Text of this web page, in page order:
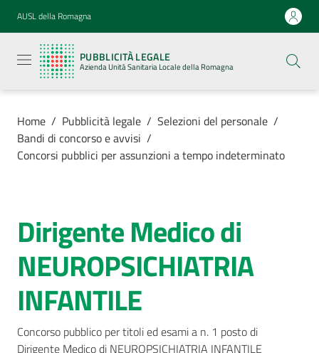
Vai al contenuto
Vai alla navigazione
Vai al footer
AUSL della Romagna
PUBBLICITÀ LEGALE
Azienda Unità Sanitaria Locale della Romagna
legale
Azienda
Unità
Locale della
Servizi
Luoghi di
cura
AUSL
Home / Pubblicità legale / Selezioni del personale /
Bandi di concorso e avvisi /
Concorsi pubblici per assunzioni a tempo indeterminato
Salta al contenuto
Dirigente Medico di
NEUROPSICHIATRIA
INFANTILE
Concorso pubblico per titoli ed esami a n. 1 posto di
Dirigente Medico di NEUROPSICHIATRIA INFANTILE